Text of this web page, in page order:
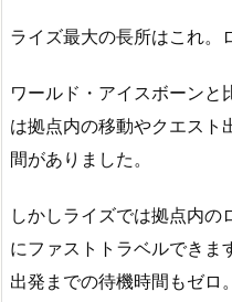
ライズ最大の長所はこれ。
ワールド・アイスボーンと
は拠点内の移動やクエスト
間がありました。
しかしライズでは拠点内
にファストトラベルできま
出発までの待機時間もゼロ